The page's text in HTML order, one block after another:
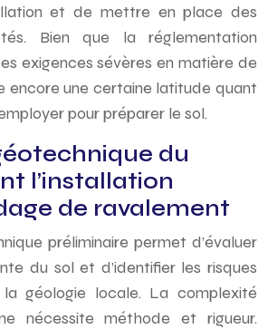
et de mettre en place des
Bien que la réglementation
exigences sévères en matière de
encore une certaine latitude quant
pour préparer le sol.
du
l’installation
de ravalement
préliminaire permet d’évaluer
du sol et d’identifier les risques
géologie locale. La complexité
nécessite méthode et rigueur.